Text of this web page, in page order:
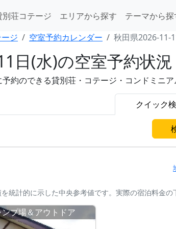
別荘コテージ エリアから探す テーマから探
ジ 空室予約カレンダー 秋田県2026-11-
日(水)の空室予約状
約のできる貸別荘・コテージ・コンドミニ
クイック
統計的に示した中央参考値です。実際の宿泊料金の
プ場＆アウトドア